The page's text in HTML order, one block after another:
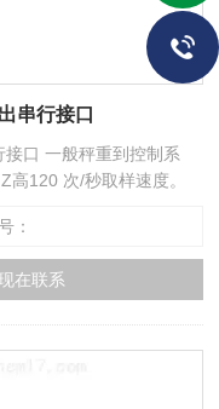
串行接口
口 一般秤重到控制系
120 次/秒取样速度。
：
在联系